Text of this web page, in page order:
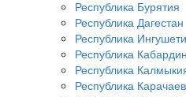
Республика Бурятия
Республика Дагестан
Республика
Республика
Республика
Республика